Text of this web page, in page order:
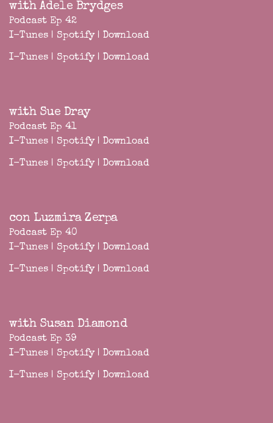
with Adele Brydges
Podcast Ep 42
I-Tunes | Spotify| Download
I-Tunes | Spotify| Download
with Sue Dray
Podcast Ep 41
I-Tunes | Spotify| Download
I-Tunes | Spotify| Download
con Luzmira Zerpa
Podcast Ep 40
I-Tunes | Spotify| Download
I-Tunes | Spotify| Download
with Susan Diamond
Podcast Ep 39
I-Tunes | Spotify| Download
I-Tunes | Spotify| Download